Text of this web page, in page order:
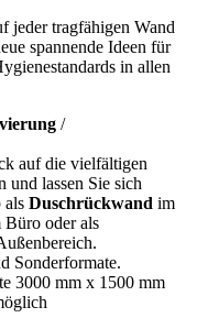
jeder tragfähigen Wand
spannende Ideen für
in allen
/
auf die vielfältigen
und lassen Sie sich
als Duschrückwand im
Büro oder als
Sonderformate.
3000 mm x 1500 mm